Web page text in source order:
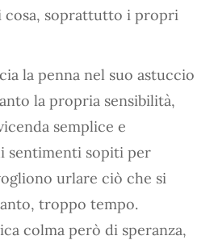
cosa, soprattutto i propri
la penna nel suo astuccio
la propria sensibilità,
semplice e
sentimenti sopiti per
urlare ciò che si
troppo tempo.
colma però di speranza,